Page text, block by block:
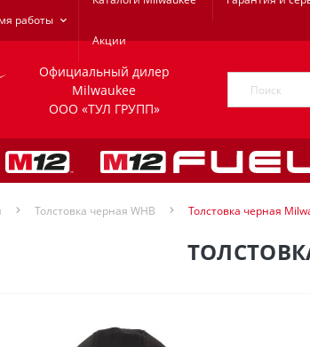
работы
Акции
Официальный дилер
Milwaukee
ООО «ТУЛ ГРУПП»
Толстовка черная WHB Толстовка черная